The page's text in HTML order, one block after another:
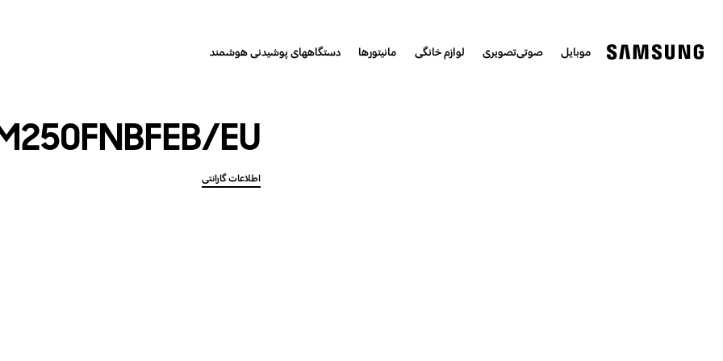
موبایل صوتی‌تصویری لوازم خانگی مانیتورها دستگاههای پوشیدنی هوشمند
EU
اطلاعات گارانتی